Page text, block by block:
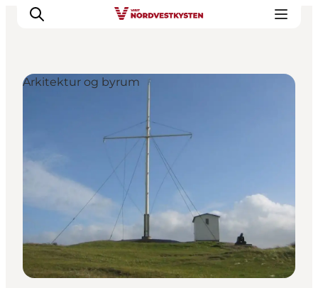
Inspirasjon
Events
Overnatting
Planlegg ferien
Arkitektur og byrum